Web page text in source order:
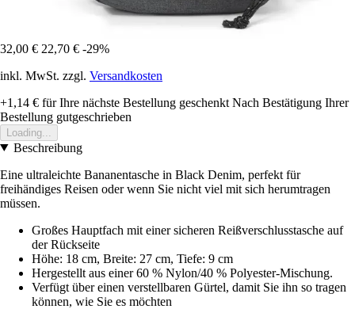
32,00 € 22,70 € -29%
inkl. MwSt. zzgl. Versandkosten
+1,14 € für Ihre nächste Bestellung geschenkt Nach Bestätigung Ihrer
Bestellung gutgeschrieben
Loading...
Beschreibung
Eine ultraleichte Bananentasche in Black Denim, perfekt für
freihändiges Reisen oder wenn Sie nicht viel mit sich herumtragen
müssen.
Großes Hauptfach mit einer sicheren Reißverschlusstasche auf
der Rückseite
Höhe: 18 cm, Breite: 27 cm, Tiefe: 9 cm
Hergestellt aus einer 60 % Nylon/40 % Polyester-Mischung.
Verfügt über einen verstellbaren Gürtel, damit Sie ihn so tragen
können, wie Sie es möchten